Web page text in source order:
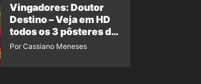
Vingadores: Doutor
Destino – Veja em HD
todos os 3 pôsteres de
‘Doomsday’ + 1 imagem
Por Cassiano Meneses